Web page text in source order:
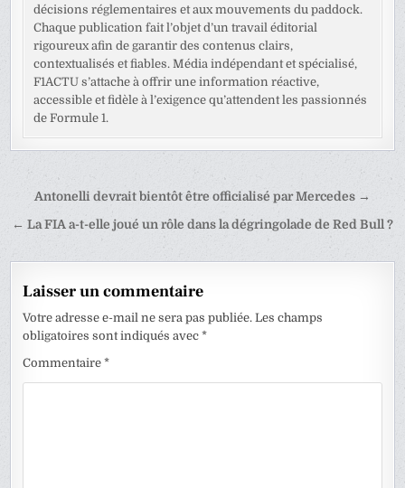
décisions réglementaires et aux mouvements du paddock.
Chaque publication fait l’objet d’un travail éditorial
rigoureux afin de garantir des contenus clairs,
contextualisés et fiables. Média indépendant et spécialisé,
F1ACTU s’attache à offrir une information réactive,
accessible et fidèle à l’exigence qu’attendent les passionnés
de Formule 1.
Navigation
de
Antonelli devrait bientôt être officialisé par Mercedes →
← La FIA a-t-elle joué un rôle dans la dégringolade de Red Bull ?
Laisser un commentaire
Votre adresse e-mail ne sera pas publiée. Les champs
obligatoires sont indiqués avec*
Commentaire*